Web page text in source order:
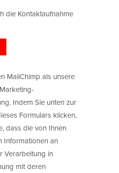
die Kontaktaufnahme
MailChimp als unsere
Indem Sie unten zur
Formulars klicken,
dass die von Ihnen
Informationen an
Verarbeitung in
mit deren